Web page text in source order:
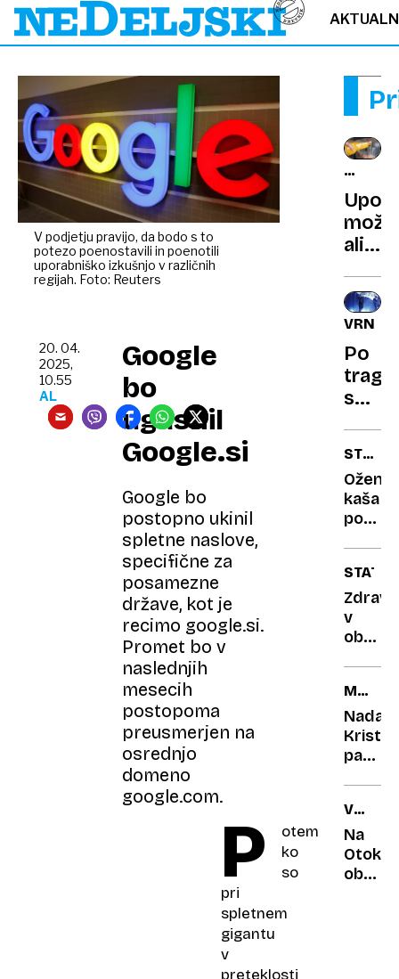
V podjetju pravijo, da bodo s to
potezo poenostavili in poenotili
uporabniško izkušnjo v različnih
regijah. Foto: Reuters
Google
bo
ugasnil
Google.si
Google bo
postopno ukinil
spletne naslove,
specifične za
posamezne
države, kot je
recimo google.si.
Promet bo v
naslednjih
mesecih
postopoma
preusmerjen na
osrednjo
domeno
google.com.
20. 04.
2025,
10.55
AL
P
otem
ko
so
pri
spletnem
gigantu
v
preteklosti
NOV
Upor
ali
telo
s
Po
smrti
na
finalu
lige
STARE
JEDI
kaša
v
občini:
kapi
v
Celju
višji
MEL
leto
VELIKA
Na
Otoku
ob